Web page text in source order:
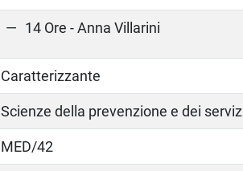
14 Ore - Anna Villarini
Caratterizzante
Scienze della prevenzione e dei
MED/42